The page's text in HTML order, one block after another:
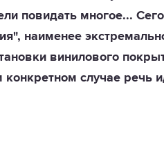
повидать многое...
наименее
винилового
случае речь